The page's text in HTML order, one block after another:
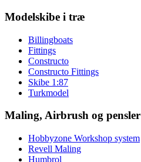
Modelskibe i træ
Billingboats
Fittings
Constructo
Constructo Fittings
Skibe 1:87
Turkmodel
Maling, Airbrush og pensler
Hobbyzone Workshop system
Revell Maling
Humbrol